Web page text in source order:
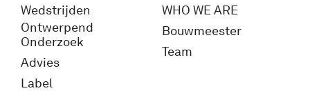
Wedstrijden
Ontwerpend
Onderzoek
Advies
Label
WHO WE ARE
Bouwmeester
Team